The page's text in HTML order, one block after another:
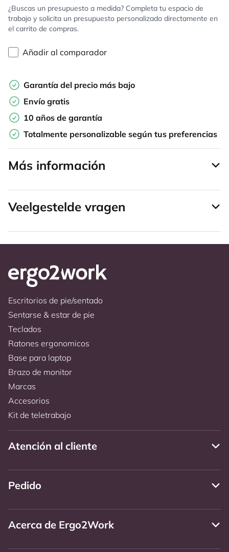
¿Buscas un presupuesto a medida? Completa tu espacio de
trabajo y solicita un presupuesto personalizado directamente en
el carrito de compras.
Añadir al comparador
Garantía del precio más bajo
Envío gratis
10 años de garantía
Totalmente personalizable según tus preferencias
Más información
Veelgestelde vragen
Escritorios de pie/sentado
Sentarse & estar de pie
Teclados
Ratones ergonomicos
Base para laptop
Brazo de monitor
Marcas
Accesorios
Kit de teletrabajo
Atención al cliente
Pedido
Acerca de Ergo2Work